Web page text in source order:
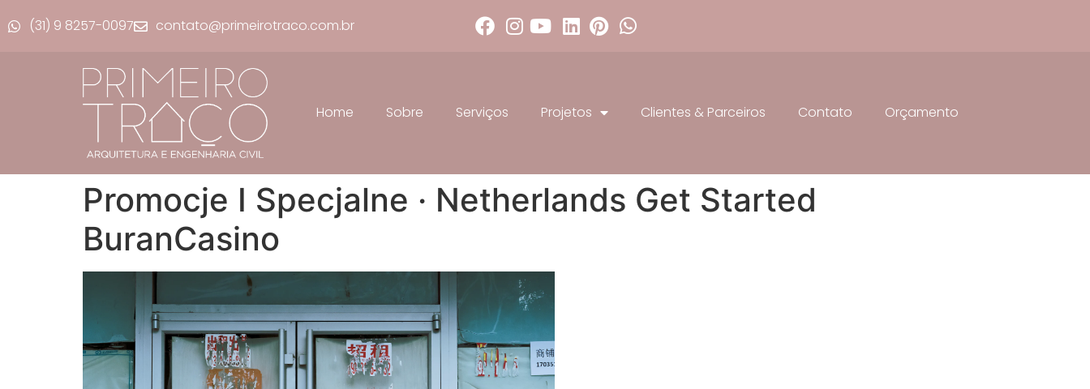
(31) 9 8257-0097 contato@primeirotraco.com.br
Home Sobre Serviços Projetos Clientes & Parceiros Contato Orçamento
Promocje I Specjalne · Netherlands Get Started
BuranCasino